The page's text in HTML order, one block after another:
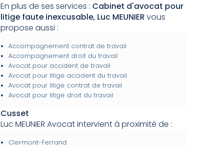
En plus de ses services : Cabinet d'avocat pour
litige faute inexcusable, Luc MEUNIER vous
propose aussi :
Accompagnement contrat de travail
Accompagnement droit du travail
Avocat pour accident de travail
Avocat pour litige accident du travail
Avocat pour litige contrat de travail
Avocat pour litige droit du travail
Cusset
Luc MEUNIER Avocat intervient à proximité de :
Clermont-Ferrand